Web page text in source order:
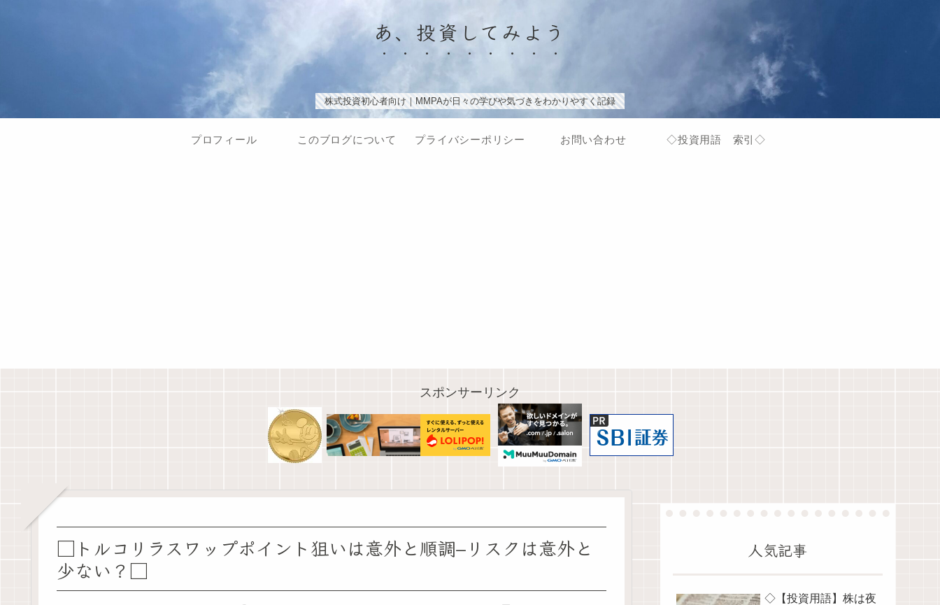
あ、投資してみよう
株式投資初心者向け｜MMPAが日々の学びや気づきをわかりやすく記録
プロフィール このブログについて プライバシーポリシー お問い合わせ ◇投資用語 索引◇
スポンサーリンク
□トルコリラスワップポイント狙いは意外と順調–リスクは意外と
少ない？□
人気記事
◇【投資用語】株は夜